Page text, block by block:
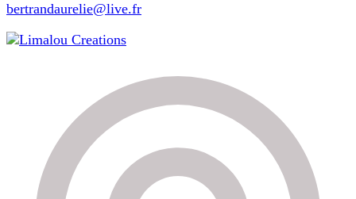
bertrandaurelie@live.fr
Limalou Creations